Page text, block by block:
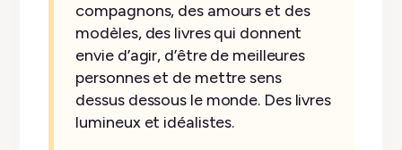
compagnons, des amours et des
modèles, des livres qui donnent
envie d’agir, d’être de meilleures
personnes et de mettre sens
dessus dessous le monde. Des livres
lumineux et idéalistes.